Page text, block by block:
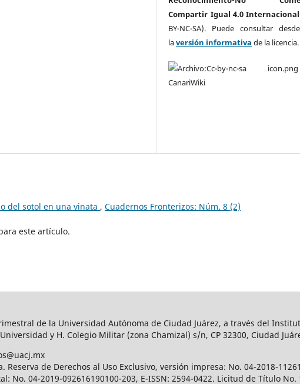
Compartir Igual 4.0 Internacional
BY-NC-SA). Puede consultar
laversión informativa de la licencia.
del sotol en una vinata , Cuadernos Fronterizos: Núm. 8 (2)
este artículo.
de la Universidad Autónoma de Ciudad Juárez, a través del
y H. Colegio Militar (zona Chamizal) s/n, CP 32300, Ciudad
de Derechos al Uso Exclusivo, versión impresa: No. 04-2018-
No. 04-2019-092616190100-203, E-ISSN: 2594-0422. Licitud de Título